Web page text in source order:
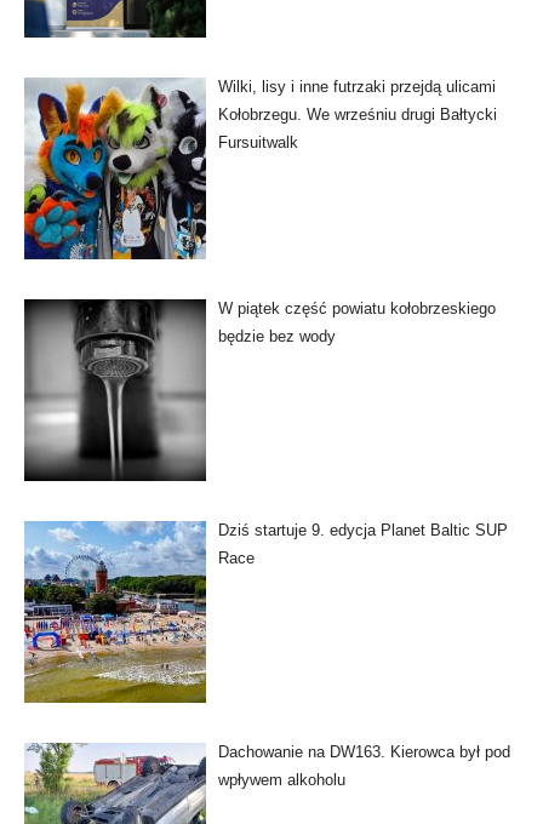
Wilki, lisy i inne futrzaki przejdą ulicami
Kołobrzegu. We wrześniu drugi Bałtycki
Fursuitwalk
W piątek część powiatu kołobrzeskiego
będzie bez wody
Dziś startuje 9. edycja Planet Baltic SUP
Race
Dachowanie na DW163. Kierowca był pod
wpływem alkoholu